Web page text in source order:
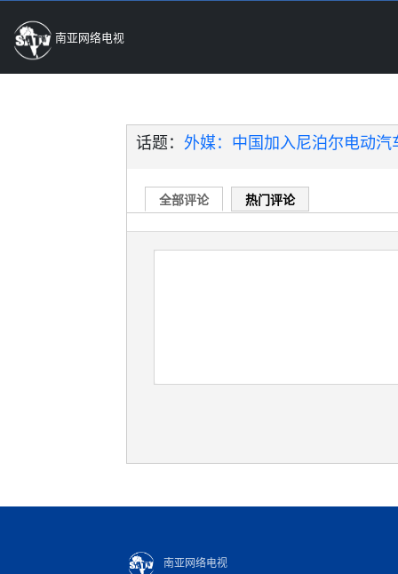
南亚网络电视
话题： 外媒：中国加入尼泊尔电动汽
全部评论 热门评论
南亚网络电视